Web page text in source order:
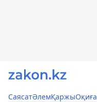
СаясатӘлемҚаржыОқиға